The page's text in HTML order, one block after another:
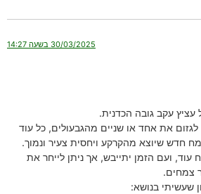
30/03/2025 בשעה 14:27
עציץ עקב גובה הכדנית.
את אחד או שניים מהגבעולים, כל עוד
חדש שיוצא מהקרקע ויחסית צעיר ונמוך.
עוד, ועם הזמן יתייבש, אך ניתן לייחר את
צמחים.
שעשיתי בנושא: